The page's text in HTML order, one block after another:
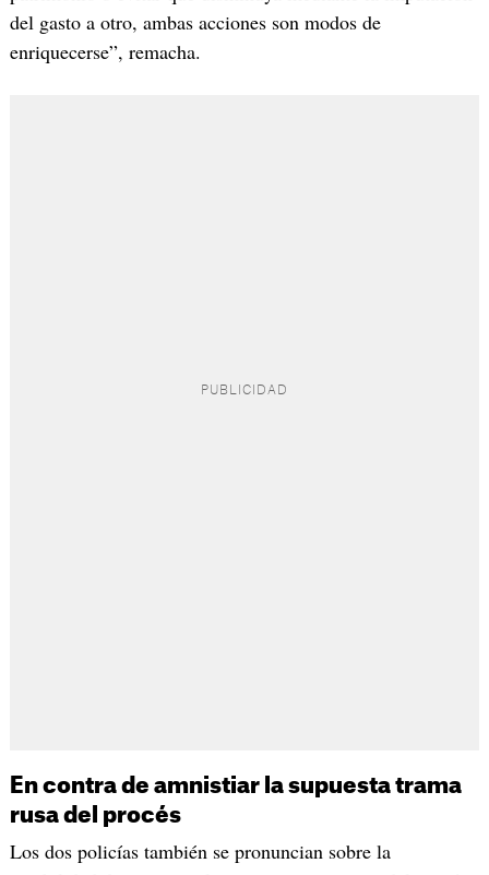
del gasto a otro, ambas acciones son modos de
enriquecerse”, remacha.
En contra de amnistiar la supuesta trama
rusa del procés
Los dos policías también se pronuncian sobre la